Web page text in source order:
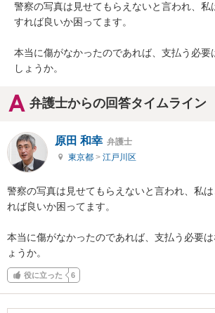
警察の写真は見せてもらえないと言われ、私
すれば良いか困ってます。
本当に傷がなかったのであれば、支払う必要
しょうか。
弁護士からの回答タイムライン
原田 和幸 弁護士
東京都 > 江戸川区
警察の写真は見せてもらえないと言われ、私
れば良いか困ってます。
本当に傷がなかったのであれば、支払う必要
ょうか。
役に立った 6